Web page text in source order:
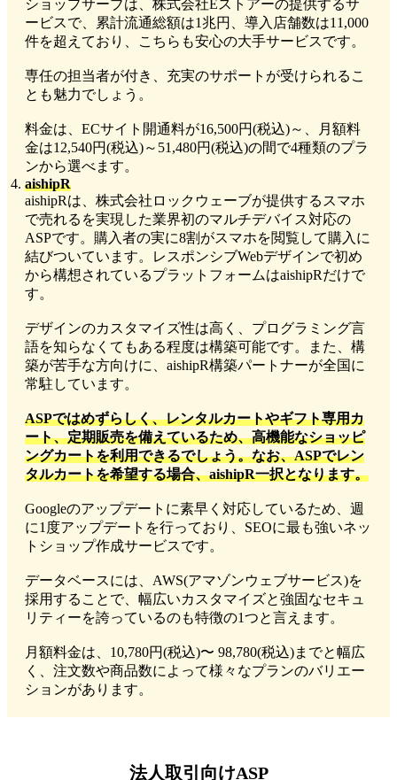
ショップサーブは、株式会社Eストアーの提供するサ
ービスで、累計流通総額は1兆円、導入店舗数は11,000
件を超えており、こちらも安心の大手サービスです。
専任の担当者が付き、充実のサポートが受けられるこ
とも魅力でしょう。
料金は、ECサイト開通料が16,500円(税込)～、月額料
金は12,540円(税込)～51,480円(税込)の間で4種類のプラ
ンから選べます。
aishipR
aishipRは、株式会社ロックウェーブが提供するスマホ
で売れるを実現した業界初のマルチデバイス対応の
ASPです。購入者の実に8割がスマホを閲覧して購入に
結びついています。レスポンシブWebデザインで初め
から構想されているプラットフォームはaishipRだけで
す。
デザインのカスタマイズ性は高く、プログラミング言
語を知らなくてもある程度は構築可能です。また、構
築が苦手な方向けに、 aishipR構築パートナーが全国に
常駐しています。
ASPではめずらしく、レンタルカートやギフト専用カ
ート、定期販売を備えているため、高機能なショッピ
ングカートを利用できるでしょう。なお、ASPでレン
タルカートを希望する場合、aishipR一択となります。
Googleのアップデートに素早く対応しているため、週
に1度アップデートを行っており、SEOに最も強いネッ
トショップ作成サービスです。
データベースには、AWS(アマゾンウェブサービス)を
採用することで、幅広いカスタマイズと強固なセキュ
リティーを誇っているのも特徴の1つと言えます。
月額料金は、10,780円(税込)〜 98,780(税込)までと幅広
く、注文数や商品数によって様々なプランのバリエー
ションがあります。
法人取引向けASP